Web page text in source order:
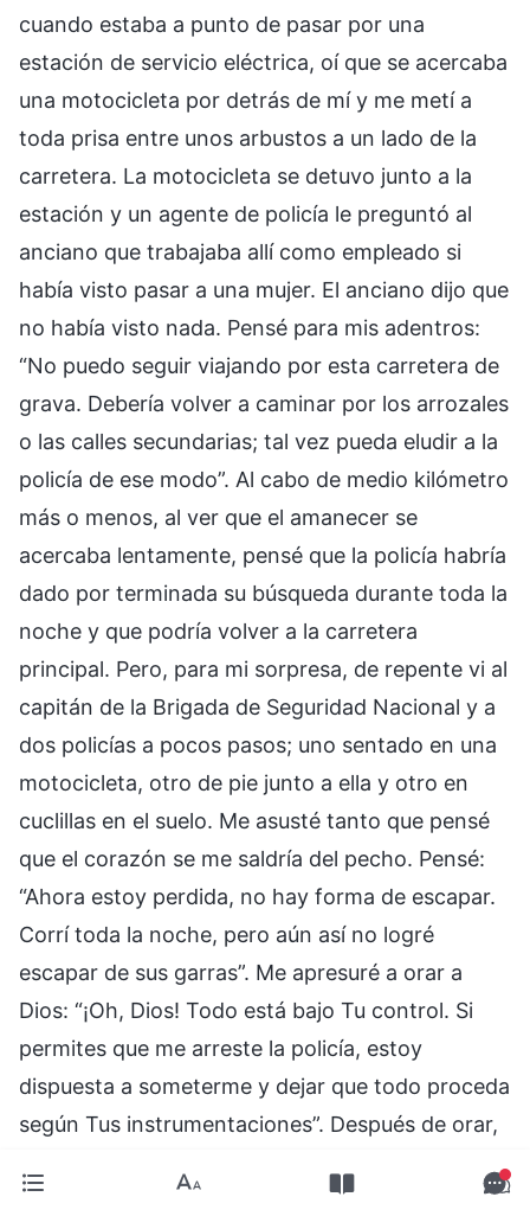
cuando estaba a punto de pasar por una
estación de servicio eléctrica, oí que se acercaba
una motocicleta por detrás de mí y me metí a
toda prisa entre unos arbustos a un lado de la
carretera. La motocicleta se detuvo junto a la
estación y un agente de policía le preguntó al
anciano que trabajaba allí como empleado si
había visto pasar a una mujer. El anciano dijo que
no había visto nada. Pensé para mis adentros:
“No puedo seguir viajando por esta carretera de
grava. Debería volver a caminar por los arrozales
o las calles secundarias; tal vez pueda eludir a la
policía de ese modo”. Al cabo de medio kilómetro
más o menos, al ver que el amanecer se
acercaba lentamente, pensé que la policía habría
dado por terminada su búsqueda durante toda la
noche y que podría volver a la carretera
principal. Pero, para mi sorpresa, de repente vi al
capitán de la Brigada de Seguridad Nacional y a
dos policías a pocos pasos; uno sentado en una
motocicleta, otro de pie junto a ella y otro en
cuclillas en el suelo. Me asusté tanto que pensé
que el corazón se me saldría del pecho. Pensé:
“Ahora estoy perdida, no hay forma de escapar.
Corrí toda la noche, pero aún así no logré
escapar de sus garras”. Me apresuré a orar a
Dios: “¡Oh, Dios! Todo está bajo Tu control. Si
permites que me arreste la policía, estoy
dispuesta a someterme y dejar que todo proceda
según Tus instrumentaciones”. Después de orar,
acomodarme el pelo, me quedé donde estaba